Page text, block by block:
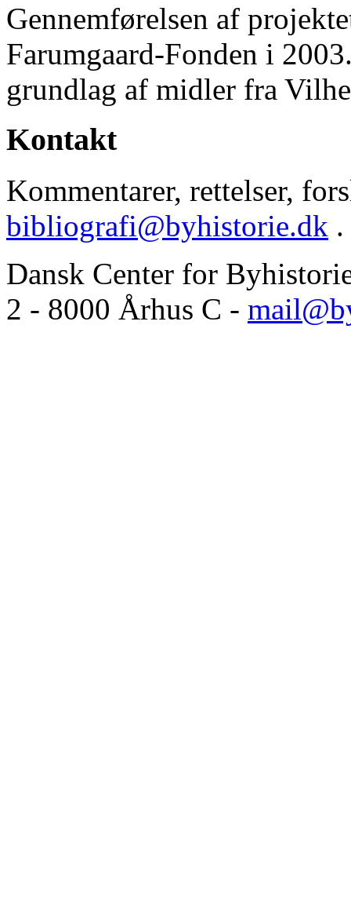
Gennemførelsen af
Farumgaard-Fonden i
grundlag af midler fra
Kontakt
Kommentarer, rettelser,
bibliografi@byhistorie.dk .
Dansk Center for
2 - 8000 Århus C -